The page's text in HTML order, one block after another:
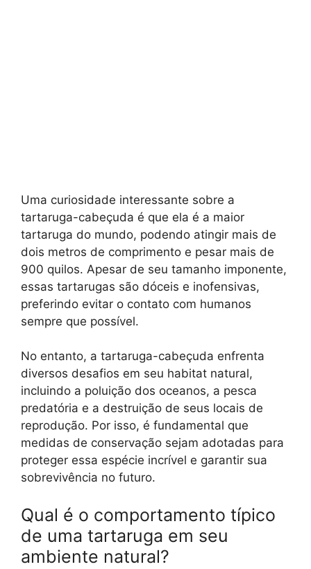
Uma curiosidade interessante sobre a
tartaruga-cabeçuda é que ela é a maior
tartaruga do mundo, podendo atingir mais de
dois metros de comprimento e pesar mais de
900 quilos. Apesar de seu tamanho imponente,
essas tartarugas são dóceis e inofensivas,
preferindo evitar o contato com humanos
sempre que possível.
No entanto, a tartaruga-cabeçuda enfrenta
diversos desafios em seu habitat natural,
incluindo a poluição dos oceanos, a pesca
predatória e a destruição de seus locais de
reprodução. Por isso, é fundamental que
medidas de conservação sejam adotadas para
proteger essa espécie incrível e garantir sua
sobrevivência no futuro.
Qual é o comportamento típico
de uma tartaruga em seu
ambiente natural?